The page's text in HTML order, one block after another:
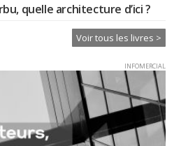
quelle architecture d’ici ?
Voir tous les livres >
INFOMERCIAL